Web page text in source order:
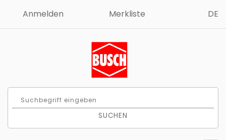
Anmelden Merkliste DE
SUCHEN